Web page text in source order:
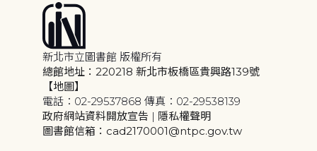
新北市立圖書館 版權所有
總館地址：220218 新北市板橋區貴興路139號
【地圖】
電話：02-29537868 傳真：02-29538139
政府網站資料開放宣告 | 隱私權聲明
圖書館信箱：cad2170001@ntpc.gov.tw